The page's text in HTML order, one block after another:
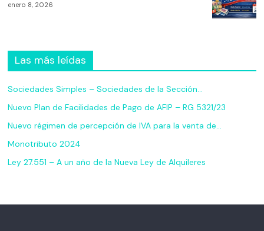
enero 8, 2026
Las más leídas
Sociedades Simples – Sociedades de la Sección…
Nuevo Plan de Facilidades de Pago de AFIP – RG 5321/23
Nuevo régimen de percepción de IVA para la venta de…
Monotributo 2024
Ley 27.551 – A un año de la Nueva Ley de Alquileres